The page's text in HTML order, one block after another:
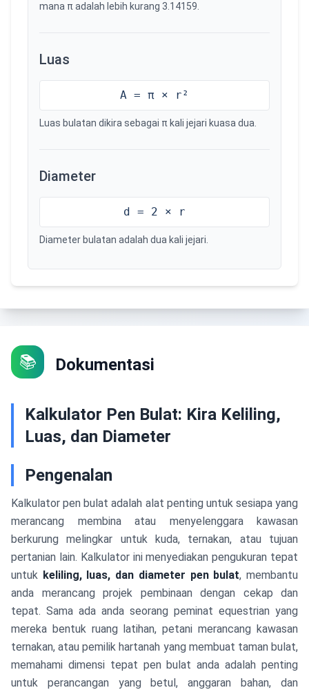
mana π adalah lebih kurang 3.14159.
Luas
A = π × r²
Luas bulatan dikira sebagai π kali jejari kuasa dua.
Diameter
d = 2 × r
Diameter bulatan adalah dua kali jejari.
📚 Dokumentasi
Kalkulator Pen Bulat: Kira Keliling,
Luas, dan Diameter
Pengenalan
Kalkulator pen bulat adalah alat penting untuk sesiapa yang
merancang membina atau menyelenggara kawasan
berkurung melingkar untuk kuda, ternakan, atau tujuan
pertanian lain. Kalkulator ini menyediakan pengukuran tepat
untuk keliling, luas, dan diameter pen bulat, membantu
anda merancang projek pembinaan dengan cekap dan
tepat. Sama ada anda seorang peminat equestrian yang
mereka bentuk ruang latihan, petani merancang kawasan
ternakan, atau pemilik hartanah yang membuat taman bulat,
memahami dimensi tepat pen bulat anda adalah penting
untuk perancangan yang betul, anggaran bahan, dan